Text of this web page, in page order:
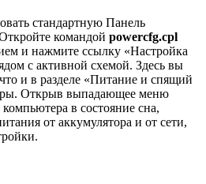
стандартную Панель
командой powercfg.cpl
и нажмите ссылку «Настройка
с активной схемой. Здесь вы
и в разделе «Питание и спящий
Открыв выпадающее меню
в состояние сна,
от аккумулятора и от сети,